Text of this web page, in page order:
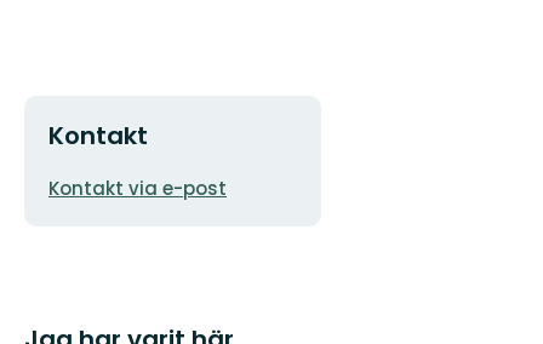
Kontakt
E-
Kontakt via e-post